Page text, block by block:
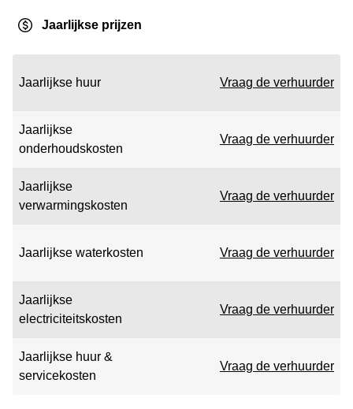
Jaarlijkse prijzen
Jaarlijkse huur Vraag de verhuurder
Jaarlijkse
onderhoudskosten
Vraag de verhuurder
Jaarlijkse
verwarmingskosten
Vraag de verhuurder
Jaarlijkse waterkosten Vraag de verhuurder
Jaarlijkse
electriciteitskosten
Vraag de verhuurder
Jaarlijkse huur &
servicekosten
Vraag de verhuurder